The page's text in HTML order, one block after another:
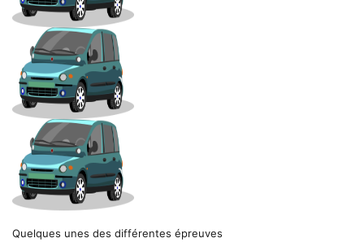
Quelques unes des différentes épreuves